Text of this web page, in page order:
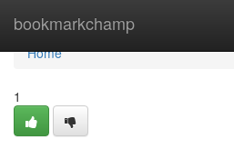
bookmarkchamp
Home
Home
1